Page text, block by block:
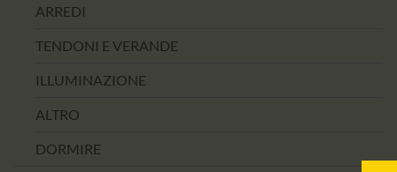
ARREDI
TENDONI E VERANDE
ILLUMINAZIONE
ALTRO
DORMIRE